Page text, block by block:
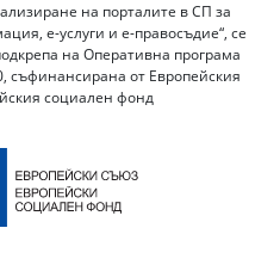
на порталите в СП за
е-услуги и е-правосъдие“, се
на Оперативна програма
съфинансирана от Европейския
социален фонд